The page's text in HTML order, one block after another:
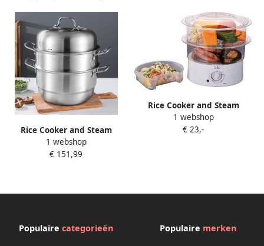
Rice Cooker and Steam
Cooker Easy fast and healthy
cooking A Healthier Way to
1 webshop
€ 151,99
Rice Cooker and Steam
Cooker Easy fast and healthy
cooking A Healthier Way to
1 webshop
€ 23,-
Populaire categorieën Populaire merken